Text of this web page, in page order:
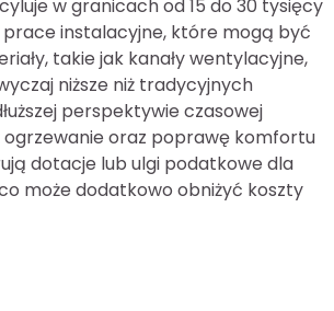
w granicach od 15 do 30 tysięcy
prace instalacyjne, które mogą być
takie jak kanały wentylacyjne,
niższe niż tradycyjnych
perspektywie czasowej
oraz poprawę komfortu
dotacje lub ulgi podatkowe dla
może dodatkowo obniżyć koszty